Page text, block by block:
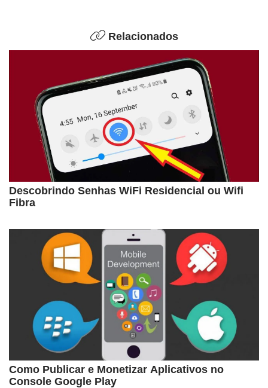
Relacionados
Descobrindo Senhas WiFi Residencial ou Wifi
Fibra
Como Publicar e Monetizar Aplicativos no
Console Google Play